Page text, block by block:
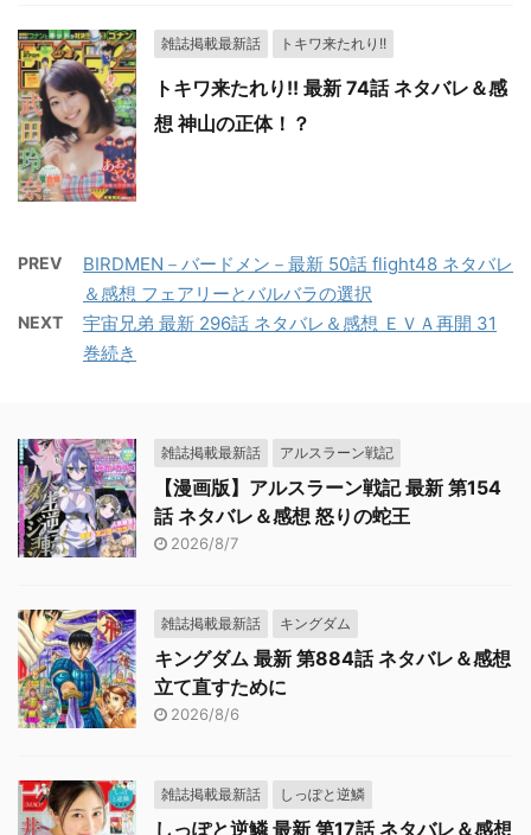
雑誌掲載最新話 トキワ来たれり!!
トキワ来たれり!! 最新 74話 ネタバレ＆感
想 神山の正体！？
PREV
BIRDMEN－バードメン－最新 50話 flight48 ネタバレ
＆感想 フェアリーとバルバラの選択
NEXT
宇宙兄弟 最新 296話 ネタバレ＆感想 ＥＶＡ再開 31
巻続き
雑誌掲載最新話 アルスラーン戦記
【漫画版】アルスラーン戦記 最新 第154
話 ネタバレ＆感想 怒りの蛇王
2026/8/7
雑誌掲載最新話 キングダム
キングダム 最新 第884話 ネタバレ＆感想
立て直すために
2026/8/6
雑誌掲載最新話 しっぽと逆鱗
しっぽと逆鱗 最新 第17話 ネタバレ＆感想